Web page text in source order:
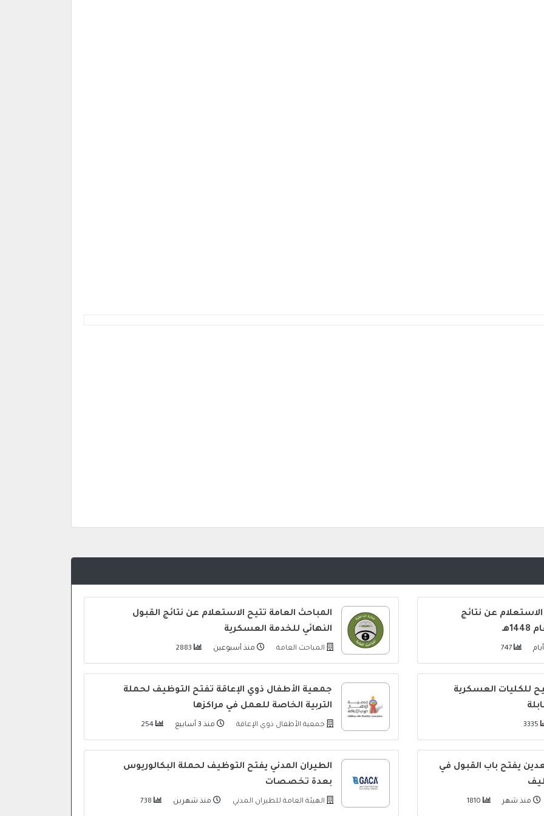
عن نتائج
المباحث العامة تتيح الاستعلام عن نتائج القبول
النهائي للخدمة العسكرية
المباحث العامة منذ أسبوعين
للكليات العسكرية
جمعية الأطفال ذوي الإعاقة تفتح التوظيف لحملة
التربية الخاصة للعمل في مراكزها
جمعية الأطفال ذوي الإعاقة منذ 3 أسابيع
يفتح باب القبول في
منذ شهر
الطيران المدني يفتح التوظيف لحملة البكالوريوس
بعدة تخصصات
الهيئة العامة للطيران المدني منذ شهرين